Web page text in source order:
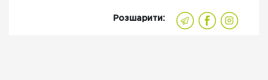
Розшарити: